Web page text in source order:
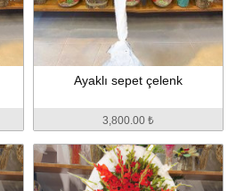
Ayaklı sepet çelenk
3,800.00 ₺